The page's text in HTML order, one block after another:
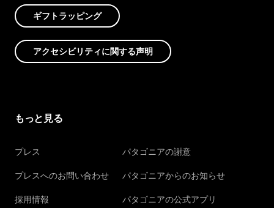
ギフトラッピング
アクセシビリティに関する声明
もっと見る
プレス
プレスへのお問い合わせ
採用情報
パタゴニアの謝意
パタゴニアからのお知らせ
パタゴニアの公式アプリ